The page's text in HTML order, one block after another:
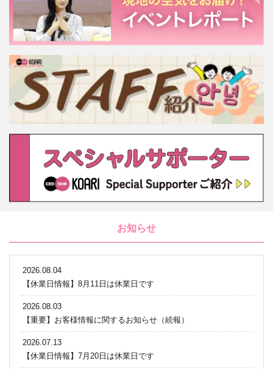
お知らせ
2026.08.04
【休業日情報】8月11日は休業日です
2026.08.03
【重要】お客様情報に関するお知らせ（続報）
2026.07.13
【休業日情報】7月20日は休業日です